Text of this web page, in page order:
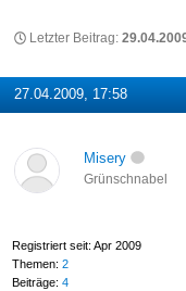
Letzter Beitrag:
27.04.2009, 17:58
Misery
Grünschnabel
Registriert seit: Apr 2009
Themen: 2
Beiträge: 4